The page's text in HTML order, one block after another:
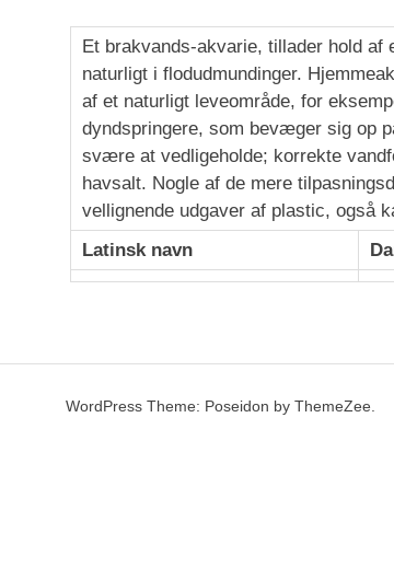
Et brakvands-akvarie, tillader hold
naturligt i flodudmundinger.
af et naturligt leveområde, for
dyndspringere, som bevæger sig op
svære at vedligeholde; korrekte
havsalt. Nogle af de mere
vellignende udgaver af plastic, også
Latinsk navn
WordPress Theme: Poseidon by ThemeZee.